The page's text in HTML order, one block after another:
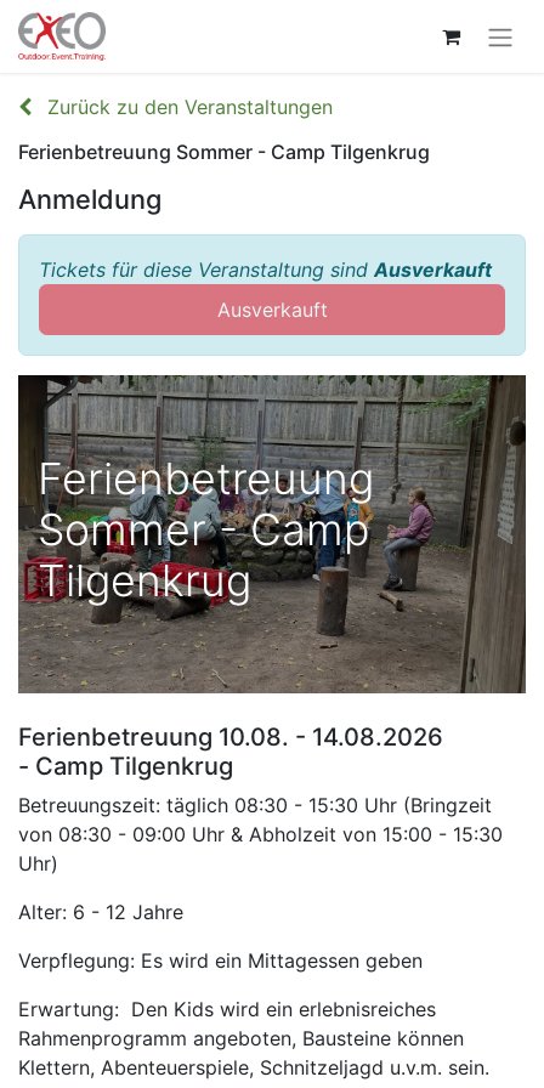
Zurück zu den Veranstaltungen
Ferienbetreuung Sommer - Camp Tilgenkrug
Anmeldung
Tickets für diese Veranstaltung sind Ausverkauft
Ausverkauft
Ferienbetreuung
Sommer - Camp
Tilgenkrug
Ferienbetreuung 10.08. - 14.08.2026
- Camp Tilgenkrug
Betreuungszeit: täglich 08:30 - 15:30 Uhr (Bringzeit
von 08:30 - 09:00 Uhr & Abholzeit von 15:00 - 15:30
Uhr)
Alter: 6 - 12 Jahre
Verpflegung: Es wird ein Mittagessen geben
Erwartung: Den Kids wird ein erlebnisreiches
Rahmenprogramm angeboten, Bausteine können
Klettern, Abenteuerspiele, Schnitzeljagd u.v.m. sein.